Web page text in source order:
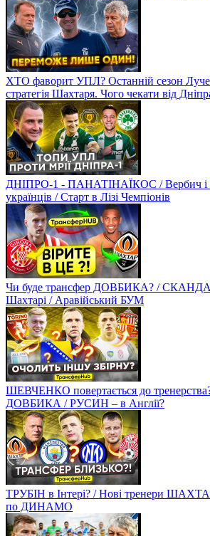
ХТО фаворит УПЛ? Останній сезон
стратегія Шахтаря. Чого чекати від
ДНІПРО-1 - ПАНАТІНАЇКОС / Вербич і
українців / Старт в Лізі Чемпіонів
Чи буде трансфер ДОВБИКА? /
Шахтарі / Аравійський БУМ
ШЕВЧЕНКО повертається до тренерства?
ДОВБИКА / РУСИН – в Англії?
ТРУБІН в Інтері? / Нові тренери
по ДИНАМО